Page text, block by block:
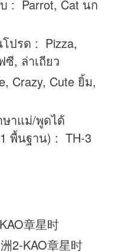
: Parrot, Cat นก
โปรด : Pizza,
ซี, ล่าเถียว
Crazy, Cute ยิ้ม,
าแม่/พูดได้
พื้นฐาน) : TH-3
章星时
2-KAO章星时